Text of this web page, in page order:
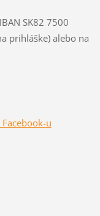
SK82 7500
prihláške) alebo na
u